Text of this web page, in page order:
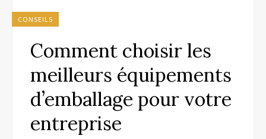
CONSEILS
Comment choisir les
meilleurs équipements
d’emballage pour votre
entreprise